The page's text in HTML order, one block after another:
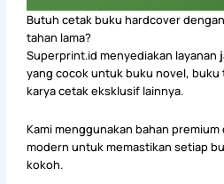
Butuh cetak buku hardcover
tahan lama?
Superprint.id menyediakan layanan
yang cocok untuk buku novel, buku
karya cetak eksklusif lainnya.
Kami menggunakan bahan
modern untuk memastikan setiap
kokoh.